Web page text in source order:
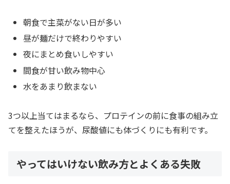
朝食で主菜がない日が多い
昼が麺だけで終わりやすい
夜にまとめ食いしやすい
間食が甘い飲み物中心
水をあまり飲まない
3つ以上当てはまるなら、プロテインの前に食事の組み立
てを整えたほうが、尿酸値にも体づくりにも有利です。
やってはいけない飲み方とよくある失敗